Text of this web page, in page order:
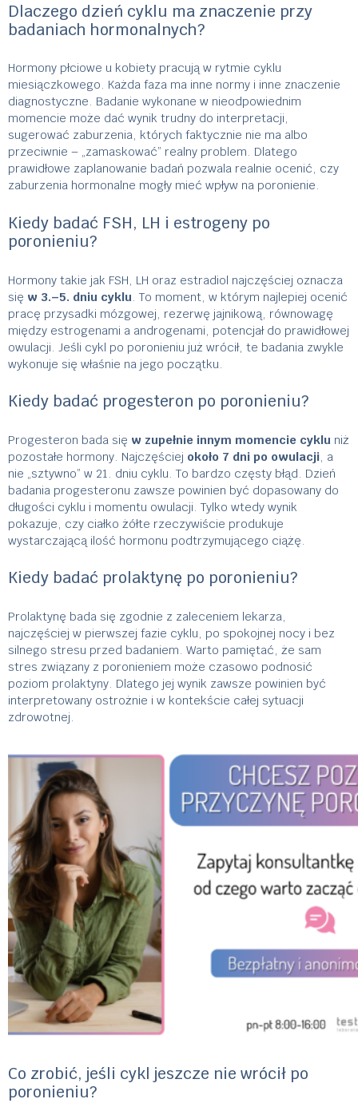
Dlaczego dzień cyklu ma znaczenie przy
badaniach hormonalnych?
Hormony płciowe u kobiety pracują w rytmie cyklu
miesiączkowego. Każda faza ma inne normy i inne znaczenie
diagnostyczne. Badanie wykonane w nieodpowiednim
momencie może dać wynik trudny do interpretacji,
sugerować zaburzenia, których faktycznie nie ma albo
przeciwnie – „zamaskować” realny problem. Dlatego
prawidłowe zaplanowanie badań pozwala realnie ocenić, czy
zaburzenia hormonalne mogły mieć wpływ na poronienie.
Kiedy badać FSH, LH i estrogeny po
poronieniu?
Hormony takie jak FSH, LH oraz estradiol najczęściej oznacza
się w 3.–5. dniu cyklu . To moment, w którym najlepiej ocenić
pracę przysadki mózgowej, rezerwę jajnikową, równowagę
między estrogenami a androgenami, potencjał do prawidłowej
owulacji. Jeśli cykl po poronieniu już wrócił, te badania zwykle
wykonuje się właśnie na jego początku.
Kiedy badać progesteron po poronieniu?
Progesteron bada się w zupełnie innym momencie cyklu niż
pozostałe hormony. Najczęściej około 7 dni po owulacji, a
nie „sztywno” w 21. dniu cyklu. To bardzo częsty błąd. Dzień
badania progesteronu zawsze powinien być dopasowany do
długości cyklu i momentu owulacji. Tylko wtedy wynik
pokazuje, czy ciałko żółte rzeczywiście produkuje
wystarczającą ilość hormonu podtrzymującego ciążę.
Kiedy badać prolaktynę po poronieniu?
Prolaktynę bada się zgodnie z zaleceniem lekarza,
najczęściej w pierwszej fazie cyklu, po spokojnej nocy i bez
silnego stresu przed badaniem. Warto pamiętać, że sam
stres związany z poronieniem może czasowo podnosić
poziom prolaktyny. Dlatego jej wynik zawsze powinien być
interpretowany ostrożnie i w kontekście całej sytuacji
zdrowotnej.
Co zrobić, jeśli cykl jeszcze nie wrócił po
poronieniu?